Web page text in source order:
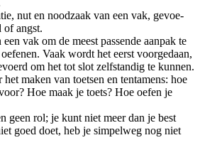
nut en nood­zaak van een vak, gevoe­
of angst.
vak om de meest pas­sen­de aan­pak te
Vaak wordt het eerst voor­ge­daan,
om het tot slot zelf­stan­dig te kunnen.
maken van toet­sen en ten­ta­mens: hoe
Hoe maak je toets? Hoe oefen je
geen rol; je kunt niet meer dan je best
goed doet, heb je sim­pel­weg nog niet